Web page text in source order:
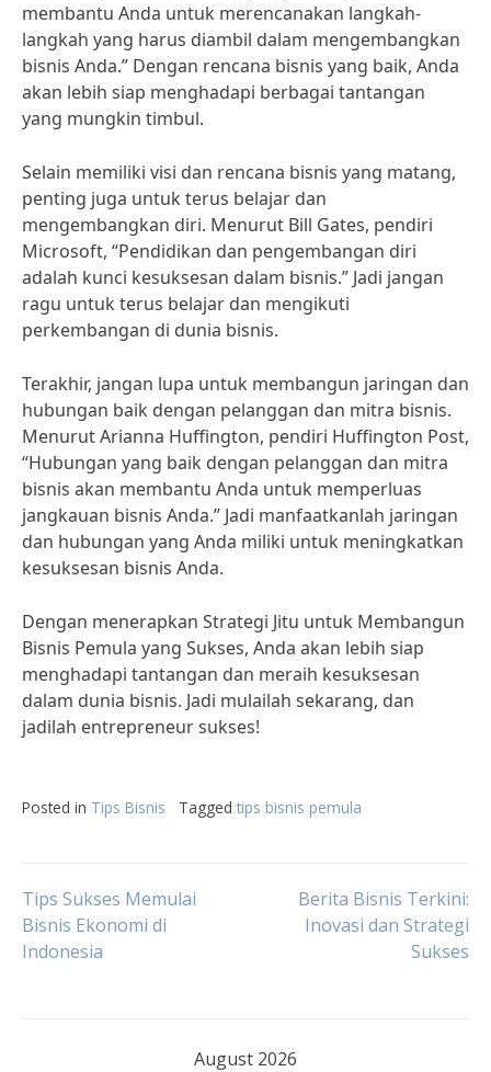
membantu Anda untuk merencanakan langkah-
langkah yang harus diambil dalam mengembangkan
bisnis Anda.” Dengan rencana bisnis yang baik, Anda
akan lebih siap menghadapi berbagai tantangan
yang mungkin timbul.
Selain memiliki visi dan rencana bisnis yang matang,
penting juga untuk terus belajar dan
mengembangkan diri. Menurut Bill Gates, pendiri
Microsoft, “Pendidikan dan pengembangan diri
adalah kunci kesuksesan dalam bisnis.” Jadi jangan
ragu untuk terus belajar dan mengikuti
perkembangan di dunia bisnis.
Terakhir, jangan lupa untuk membangun jaringan dan
hubungan baik dengan pelanggan dan mitra bisnis.
Menurut Arianna Huffington, pendiri Huffington Post,
“Hubungan yang baik dengan pelanggan dan mitra
bisnis akan membantu Anda untuk memperluas
jangkauan bisnis Anda.” Jadi manfaatkanlah jaringan
dan hubungan yang Anda miliki untuk meningkatkan
kesuksesan bisnis Anda.
Dengan menerapkan Strategi Jitu untuk Membangun
Bisnis Pemula yang Sukses, Anda akan lebih siap
menghadapi tantangan dan meraih kesuksesan
dalam dunia bisnis. Jadi mulailah sekarang, dan
jadilah entrepreneur sukses!
Posted in Tips Bisnis Tagged tips bisnis pemula
Post
navigation
Tips Sukses Memulai
Bisnis Ekonomi di
Indonesia
Berita Bisnis Terkini:
Inovasi dan Strategi
Sukses
August 2026